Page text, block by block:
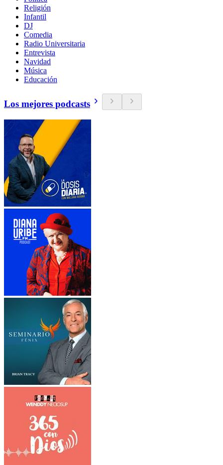
Religión
Infantil
DJ
Comedia
Radio Universitaria
Entrevista
Navidad
Música
Educación
Los mejores podcasts